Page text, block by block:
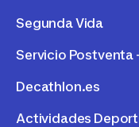
Segunda Vida
Servicio Postventa
Decathlon.es
Actividades